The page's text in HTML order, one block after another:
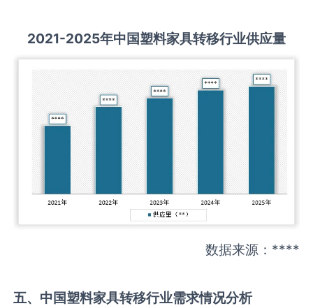
2021-2025年中国塑料家具转移行业供应量
数据来源：****
五、中国塑料家具转移行业需求情况分析